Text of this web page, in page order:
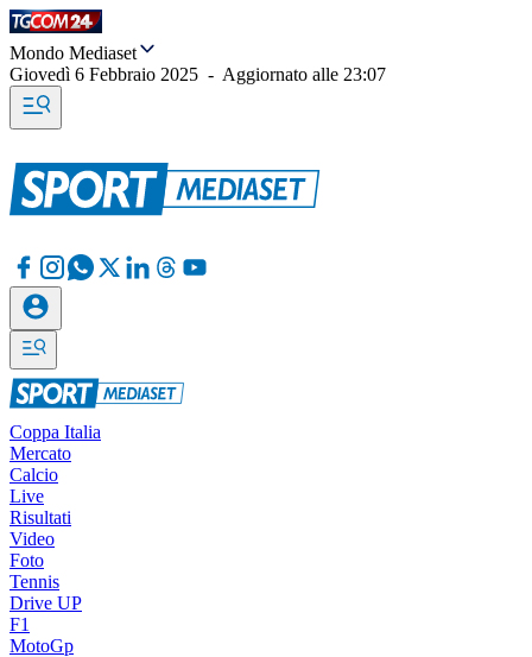
Mondo Mediaset
Giovedì 6 Febbraio 2025 - Aggiornato alle 23:07
Coppa Italia
Mercato
Calcio
Live
Risultati
Video
Foto
Tennis
Drive UP
F1
MotoGp